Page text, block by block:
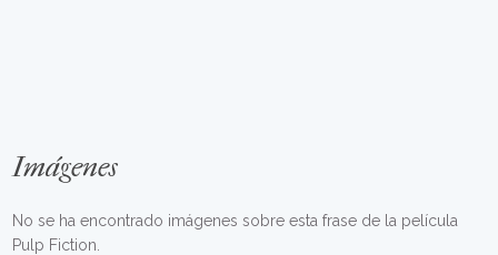
Imágenes
No se ha encontrado imágenes sobre esta frase de la película
Pulp Fiction.